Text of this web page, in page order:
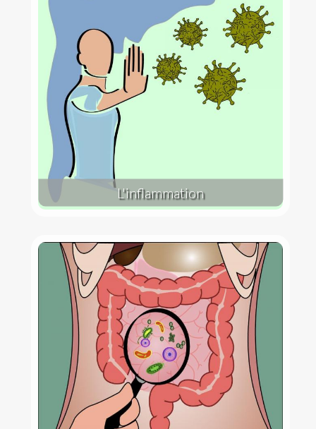
L'inflammation